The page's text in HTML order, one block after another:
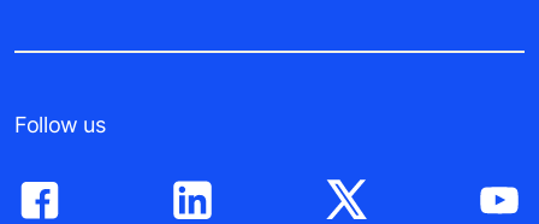
Follow us